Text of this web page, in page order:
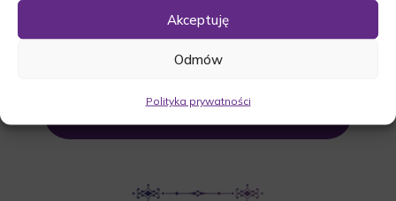
Akceptuję
Odmów
Polityka prywatności